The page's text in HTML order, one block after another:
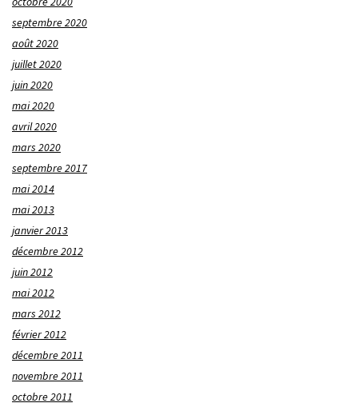
septembre 2020
août 2020
juillet 2020
juin 2020
mai 2020
avril 2020
mars 2020
septembre 2017
mai 2014
mai 2013
janvier 2013
décembre 2012
juin 2012
mai 2012
mars 2012
février 2012
décembre 2011
novembre 2011
octobre 2011